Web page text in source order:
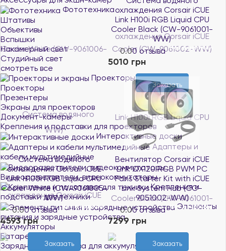
Фототехника
Штативы
Объективы
Вспышки
Накамерный свет
Студийный свет
смотреть все
Проекторы и экраны
Проекторы
Презентеры
Экраны для проекторов
Документ-камеры
Крепления и подставки для проекторов
Интерактивные доски
Адаптеры и
кабели мультимедийные
Видеоразветвители, видеокоммутаторы
Крепления и
подставки для техники
Элементы
питания и зарядные устройства
Аккумуляторы
Батарейки
Зарядные устройства для аккумуляторов
охлаждения Corsair iCUE
Link H100i RGB Liquid CPU
Cooler Black (CW-9061001-
WW)
0.00 отзыва Нет в наличии
5010 грн
Заказать
Система водяного
охлаждения Corsair iCUE
Link H100i RGB Liquid CPU
Cooler White (CW-9061005-
WW)
0.00 отзыва Нет в наличии
4593 грн
Заказать
Вентилятор Corsair iCUE
Link QX120 RGB PWM PC
Fans Starter Kit with iCUE
Link System Hub (CO-
9051002-WW)
0.00 отзыва Нет в наличии
7299 грн
Заказать